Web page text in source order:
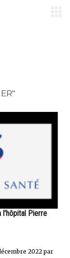
l'hôpital Pierre
2022 par